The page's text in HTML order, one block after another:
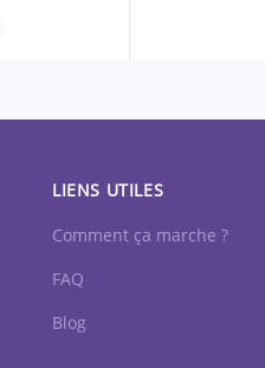
LIENS UTILES
Comment ça marche ?
FAQ
Blog